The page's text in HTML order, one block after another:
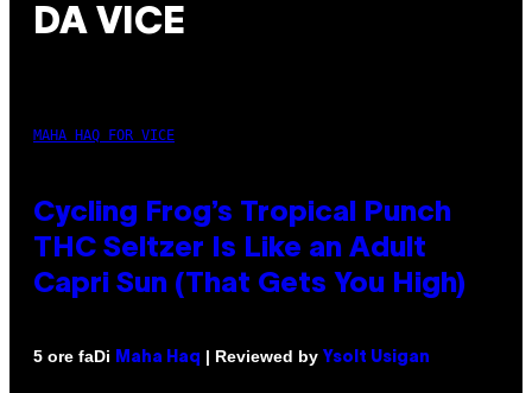
DA VICE
MAHA HAQ FOR VICE
Cycling Frog’s Tropical Punch
THC Seltzer Is Like an Adult
Capri Sun (That Gets You High)
5 ore faDi Maha Haq | Reviewed by Ysolt Usigan